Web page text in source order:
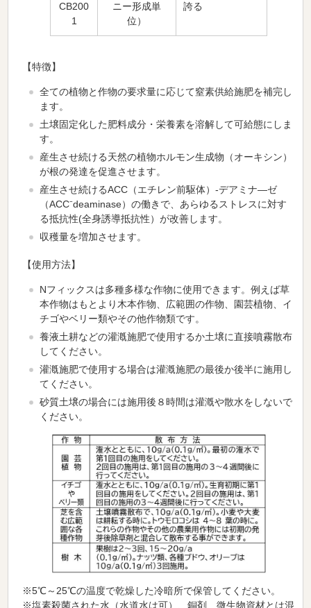
CB200
1
ニー形成単
位）
誇る
【特徴】
全ての植物と作物の要求量に応じて窒素供給施肥を補完し
ます。
土壌固定化した肥料成分・栄養素を溶解して可給態にしま
す。
産生させ続ける天然の植物ホルモン生成物（オーキシン）
が根の発達を促進させます。
産生させ続けるACC（エチレン前駆体）-デアミナ―ゼ
（ACC⁻deaminase）の働きで、あらゆるストレスに対す
る抵抗性(全身誘導抵抗性）が改善します。
収穫量を増加させます。
【使用方法】
Nフィックスは多種多様な作物に使用できます。例えば草
本作物はもとより木本作物、広範囲の作物、園芸植物、イ
チゴやベリー類やその他作物類です。
養液土耕などの灌漑施肥で使用するか土壌に直接噴霧散布
してください。
灌漑施肥で使用する場合は灌漑施肥の最後か後半に施用し
てください。
砂質土壌の場合には施用後８時間は灌漑や散水をしないで
ください。
※5℃～25℃の温度で乾燥した冷暗所で保管してください。
※塩素殺菌された水（水道水は可）、銅剤、微生物資材とは混